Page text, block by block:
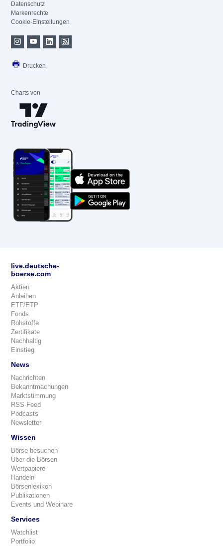
Datenschutz
Markenrechte
Cookie-Einstellungen
Drucken
Charts von
live.deutsche-
boerse.com
Aktien
Anleihen
ETF/ETP
Fonds
Rohstoffe
Zertifikate
Nachhaltig
Einstieg
News
Nachrichten
Bekanntmachungen
Marktstimmung
RSS-Feed
Podcasts
Newsletter
Wissen
Börse besuchen
Über die Börsen
Wertpapiere
Handeln
Börsenlexikon
Publikationen
Events und Webinare
Services
Watchlist
Portfolio